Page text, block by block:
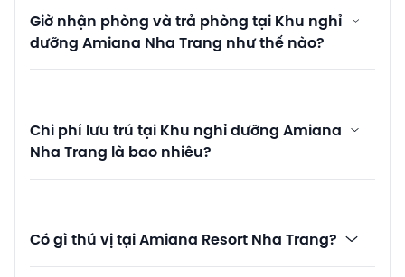
Giờ nhận phòng và trả phòng tại Khu nghỉ
dưỡng Amiana Nha Trang như thế nào?
Chi phí lưu trú tại Khu nghỉ dưỡng Amiana
Nha Trang là bao nhiêu?
Có gì thú vị tại Amiana Resort Nha Trang?